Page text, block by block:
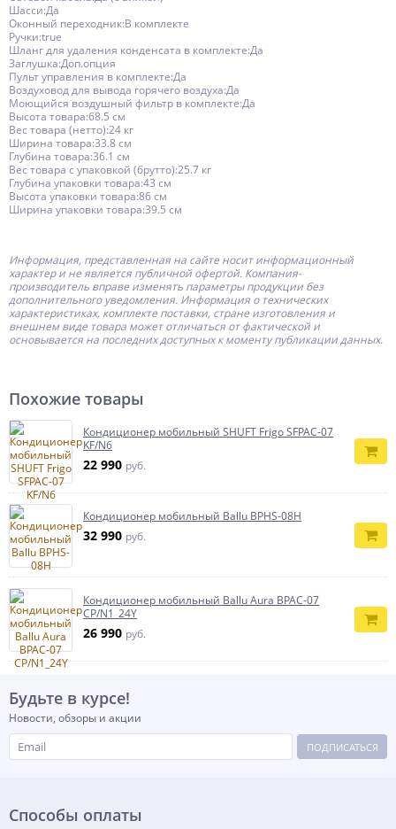
Шасси:Да
Оконный переходник:В комплекте
Ручки:true
Шланг для удаления конденсата в комплекте:Да
Заглушка:Доп.опция
Пульт управления в комплекте:Да
Воздуховод для вывода горячего воздуха:Да
Моющийся воздушный фильтр в комплекте:Да
Высота товара:68.5 см
Вес товара (нетто):24 кг
Ширина товара:33.8 см
Глубина товара:36.1 см
Вес товара с упаковкой (брутто):25.7 кг
Глубина упаковки товара:43 см
Высота упаковки товара:86 см
Ширина упаковки товара:39.5 см
Информация, представленная на сайте носит информационный
характер и не является публичной офертой. Компания-
производитель вправе изменять параметры продукции без
дополнительного уведомления. Информация о технических
характеристиках, комплекте поставки, стране изготовления и
внешнем виде товара может отличаться от фактической и
основывается на последних доступных к моменту публикации данных.
Похожие товары
Кондиционер мобильный SHUFT Frigo SFPAC-07
KF/N6
22 990 руб.
Кондиционер мобильный Ballu BPHS-08H
32 990 руб.
Кондиционер мобильный Ballu Aura BPAC-07
CP/N1_24Y
26 990 руб.
Будьте в курсе!
Новости, обзоры и акции
ПОДПИСАТЬСЯ
Способы оплаты